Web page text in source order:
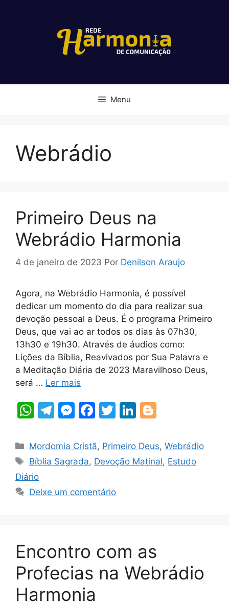
Menu
Webrádio
Primeiro Deus na
Webrádio Harmonia
4 de janeiro de 2023 Por Denilson Araujo
Agora, na Webrádio Harmonia, é possível
dedicar um momento do dia para realizar sua
devoção pessoal a Deus. É o programa Primeiro
Deus, que vai ao ar todos os dias às 07h30,
13h30 e 19h30. Através de áudios como:
Lições da Bíblia, Reavivados por Sua Palavra e
a Meditação Diária de 2023 Maravilhoso Deus,
será … Ler mais
W
at
s
A
p
T
e
gr
m
M
s
s
n
F
c
e
o
T
itt
er
Li
k
e
g
g
Categorias
Mordomia Cristã, Primeiro Deus,Webrádio
Tags
Bíblia Sagrada, Devoção Matinal, Estudo
Diário
Deixe um comentário
Encontro com as
Profecias na Webrádio
Harmonia